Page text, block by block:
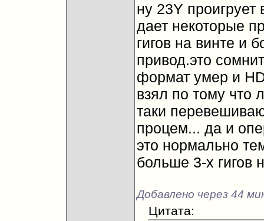
ну 23Y
дает некоторые
гигов на винте и
привод.это
формат умер и
взял по тому что
таки
процем... да и
это нормально
больше 3-х гигов
Добавлено через 44
Цитата: